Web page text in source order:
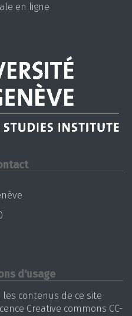
en ligne
d'usage
contenus de ce site
Creative commons CC-